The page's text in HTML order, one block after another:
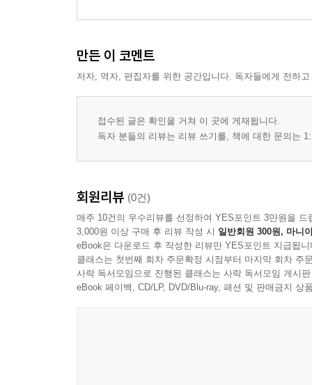
조작으로 가득 찬 어느 토론 텍스트
개인주의의 새로운 원천들
8. 약한 저항
수련 없는 실천
효율성과 인간에 대한 도구적인 개념
면책해 주는 분업화
만든 이 코멘트
저자, 역자, 편집자를 위한 공간입니다. 독자들에게 전하
접수된 글은 확인을 거쳐 이 곳에 게재됩니다.
독자 분들의 리뷰는 리뷰 쓰기를, 책에 대한 문의는
회원리뷰 (0건)
매주 10건의 우수리뷰를 선정하여 YES포인트 3만원을 드
3,000원 이상 구매 후 리뷰 작성 시 일반회원 300원, 마니
eBook은 다운로드 후 작성한 리뷰만 YES포인트 지급됩니
클래스는 첫번째 회차 주문확정 시점부터 마지막 회차 주
사락 독서모임으로 진행된 클래스는 사락 독서모임 게시
eBook 페이백, CD/LP, DVD/Blu-ray, 패션 및 판매금지 상